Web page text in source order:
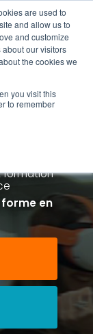
are used to
and allow us to
and customize
our visitors
the cookies we
you visit this
to remember
et
2015
formation
en